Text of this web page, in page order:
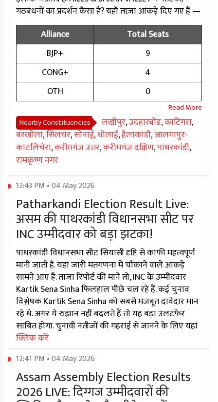
गठबंधनों का प्रदर्शन कैसा है? यहाँ ताज़ा आंकड़े दिए गए हैं —
Alliance
Total Seats
BJP+
9
CONG+
4
OTH
0
Nearby Constituencies लखीपुर,उदहारबोंड,काटिगरा,
बरखोला,सिलचर,सोनाई,धोलाई,हैलाकांडी,आलगापुर-
काटलिचेरा,करीमगंज उत्तर,करीमगंज दक्षिण,पाथरकांडी,
रामकृष्ण नगर
12:43 PM • 04 May 2026
Patharkandi Election Result Live:
असम की पाथरकांडी विधानसभा सीट पर
INC उम्मीदवार को बड़ा झटका!
पाथरकांडी विधानसभा सीट सियासी दृष्टि से काफी महत्वपूर्ण
मानी जाती है. यहां जारी मतगणना में चौंकाने वाले आंकड़े
सामने आए हैं. ताजा रिपोर्ट की मानें तो, INC के उम्मीदवार
Kartik Sena Sinha फिलहाल पीछे चल रहे हैं. कई चुनाव
विश्लेषक Kartik Sena Sinha को सबसे मजबूत दावेदार मान
रहे थे. अगर ये रुझान नहीं बदलते हैं तो यह बड़ा उलटफेर
साबित होगा. चुनावी नतीजों की गहराई से जानने के लिए यहां
क्लिक करें
12:41 PM • 04 May 2026
Assam Assembly Election Results
2026 LIVE: दिग्गज उम्मीदवारों की